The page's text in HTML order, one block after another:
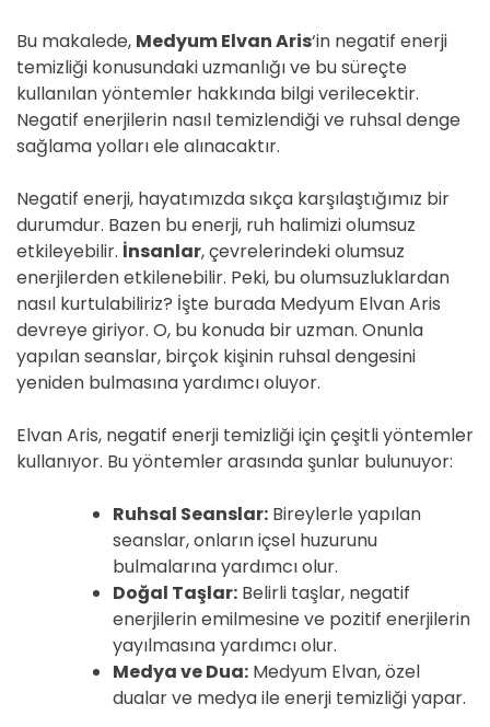
Bu makalede, Medyum Elvan Aris‘in negatif enerji
temizliği konusundaki uzmanlığı ve bu süreçte
kullanılan yöntemler hakkında bilgi verilecektir.
Negatif enerjilerin nasıl temizlendiği ve ruhsal denge
sağlama yolları ele alınacaktır.
Negatif enerji, hayatımızda sıkça karşılaştığımız bir
durumdur. Bazen bu enerji, ruh halimizi olumsuz
etkileyebilir. İnsanlar, çevrelerindeki olumsuz
enerjilerden etkilenebilir. Peki, bu olumsuzluklardan
nasıl kurtulabiliriz? İşte burada Medyum Elvan Aris
devreye giriyor. O, bu konuda bir uzman. Onunla
yapılan seanslar, birçok kişinin ruhsal dengesini
yeniden bulmasına yardımcı oluyor.
Elvan Aris, negatif enerji temizliği için çeşitli yöntemler
kullanıyor. Bu yöntemler arasında şunlar bulunuyor:
Ruhsal Seanslar: Bireylerle yapılan
seanslar, onların içsel huzurunu
bulmalarına yardımcı olur.
Doğal Taşlar: Belirli taşlar, negatif
enerjilerin emilmesine ve pozitif enerjilerin
yayılmasına yardımcı olur.
Medya ve Dua: Medyum Elvan, özel
dualar ve medya ile enerji temizliği yapar.